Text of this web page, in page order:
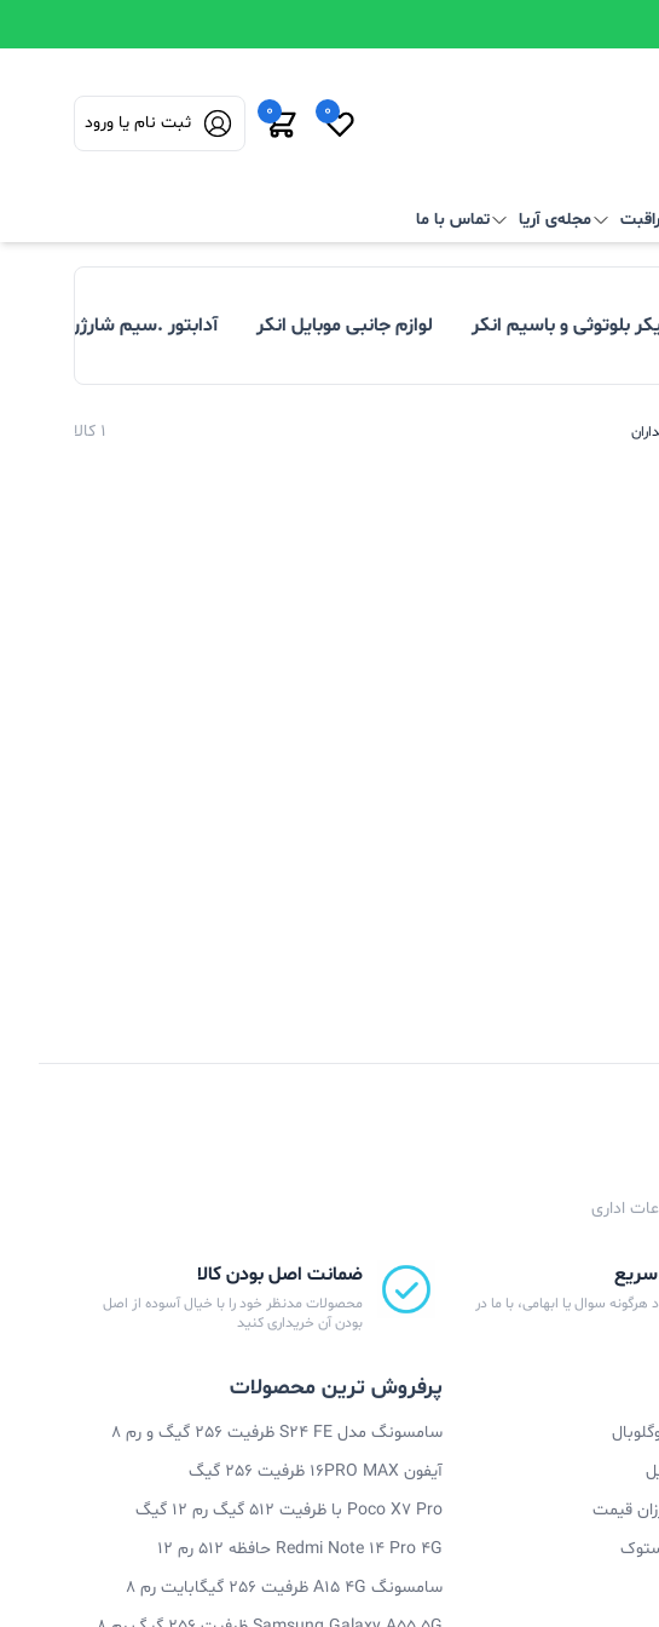
0
0
ثبت نام یا ورود
مجله‌ی آریا تماس با ما
بلوتوثی و باسیم انکر لوازم جانبی موبایل انکر آدابتور .سیم شارژر.تبدیل
1 کالا
سریع
سوال یا ابهامی، با ما در
ضمانت اصل بودن کالا
محصولات مدنظر خود را با خیال آسوده از اصل
بودن آن خریداری کنید
قیمت
پرفروش ترین محصولات
سامسونگ مدل S24 FE ظرفیت 256 گیگ و رم 8
آیفون 16PRO MAX ظرفیت 256 گیگ
Poco X7 Pro با ظرفیت 512 گیگ رم 12 گیگ
Redmi Note 14 Pro 4G حافظه 512 رم 12
سامسونگ A15 4G ظرفیت 256 گیگابایت رم 8